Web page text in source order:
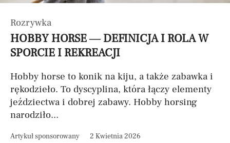
Rozrywka
HOBBY HORSE — DEFINICJA I ROLA W
SPORCIE I REKREACJI
Hobby horse to konik na kiju, a także zabawka i
rękodzieło. To dyscyplina, która łączy elementy
jeździectwa i dobrej zabawy. Hobby horsing
narodziło...
Artykuł sponsorowany 2 Kwietnia 2026